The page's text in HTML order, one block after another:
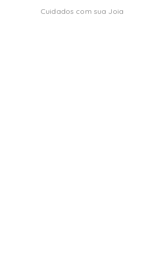
Cuidados com sua Joia